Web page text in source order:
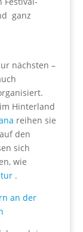
ganz
nächsten –
Hinterland
reihen sie
den
sich
wie
.
an der